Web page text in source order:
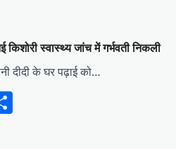
स्वास्थ्य जांच में गर्भवती निकली
दीदी के घर पढ़ाई को…